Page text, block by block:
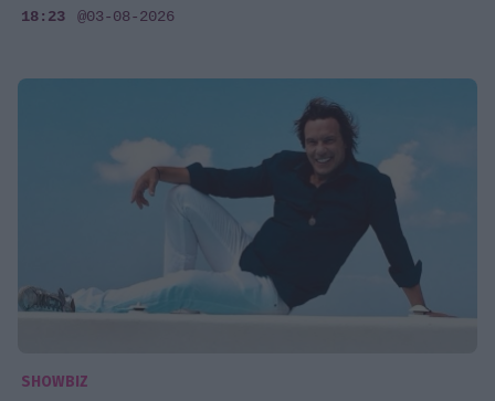
18:23 @03-08-2026
SHOWBIZ